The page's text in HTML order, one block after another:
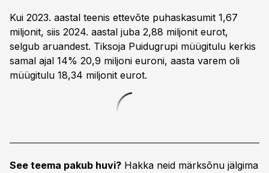
Kui 2023. aastal teenis ettevõte puhaskasumit 1,67
miljonit, siis 2024. aastal juba 2,88 miljonit eurot,
selgub aruandest. Tiksoja Puidugrupi müügitulu kerkis
samal ajal 14% 20,9 miljoni euroni, aasta varem oli
müügitulu 18,34 miljonit eurot.
See teema pakub huvi? Hakka neid märksõnu jälgima